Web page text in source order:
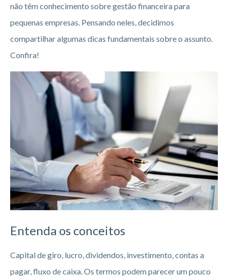
não têm conhecimento sobre gestão financeira para
pequenas empresas. Pensando neles, decidimos
compartilhar algumas dicas fundamentais sobre o assunto.
Confira!
Entenda os conceitos
Capital de giro, lucro, dividendos, investimento, contas a
pagar, fluxo de caixa. Os termos podem parecer um pouco